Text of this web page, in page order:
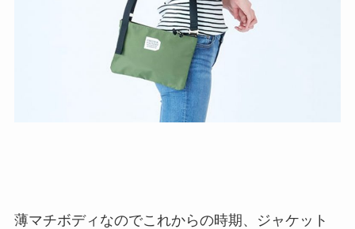
薄マチボディなのでこれからの時期、ジャケット